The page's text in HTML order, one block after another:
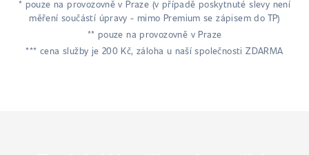
* pouze na provozovně v Praze (v případě poskytnuté slevy není
měření součástí úpravy - mimo Premium se zápisem do TP)
** pouze na provozovně v Praze
*** cena služby je 200 Kč, záloha u naší společnosti ZDARMA